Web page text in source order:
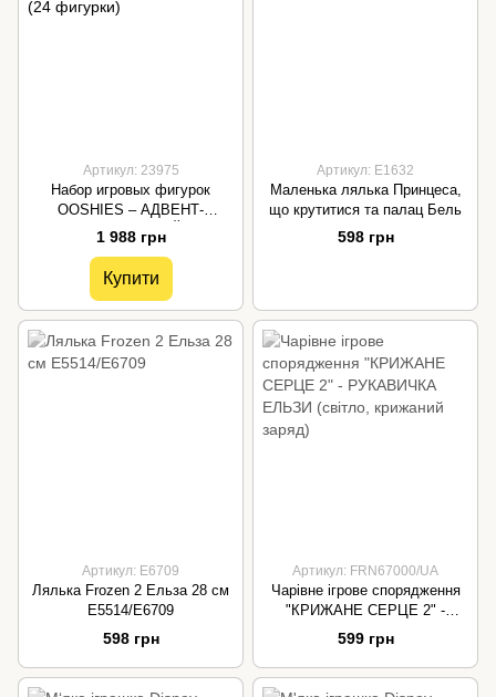
Артикул: 23975
Набор игровых фигурок
OOSHIES – АДВЕНТ-
КАЛЕНДАРЬ ДИСНЕЙ 100 (24
фигурки)
1 988 грн
Купити
Артикул: E1632
Маленька лялька Принцеса,
що крутитися та палац Бель
598 грн
Артикул: E6709
Лялька Frozen 2 Ельза 28 см
E5514/E6709
598 грн
Артикул: FRN67000/UA
Чарівне ігрове спорядження
"КРИЖАНЕ СЕРЦЕ 2" -
РУКАВИЧКА ЕЛЬЗИ (світло,
крижаний заряд)
599 грн